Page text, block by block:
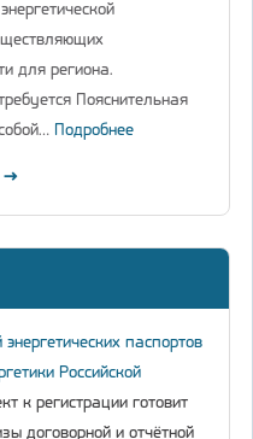
для региона.
Пояснительная
Подробнее
→
паспортов
Российской
к регистрации готовит
договорной и отчётной